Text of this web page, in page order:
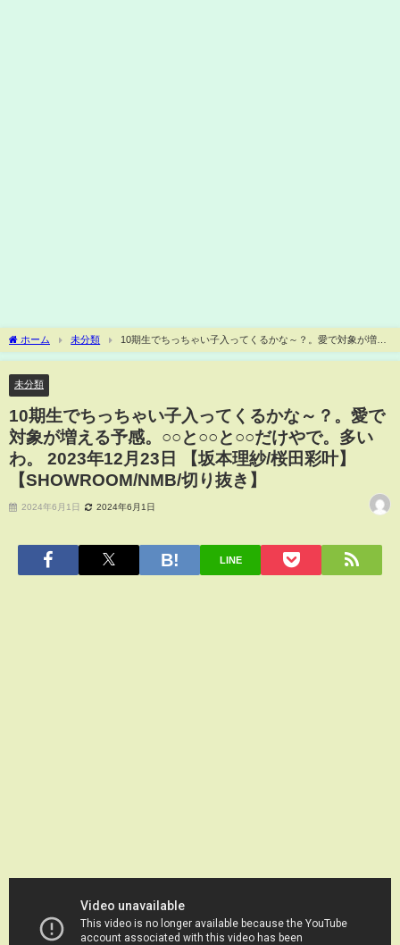
ホーム 未分類
10期生でちっちゃい子入ってくるかな～？。愛で対象が増え
る予感。○○と○○と○○だけやで。多いわ。 2023年12月23日 【坂本理紗/桜田彩叶】
未分類
10期生でちっちゃい子入ってくるかな～？。愛で
対象が増える予感。○○と○○と○○だけやで。多い
わ。 2023年12月23日 【坂本理紗/桜田彩叶】
【SHOWROOM/NMB/切り抜き】
2024年6月1日 2024年6月1日
LINE